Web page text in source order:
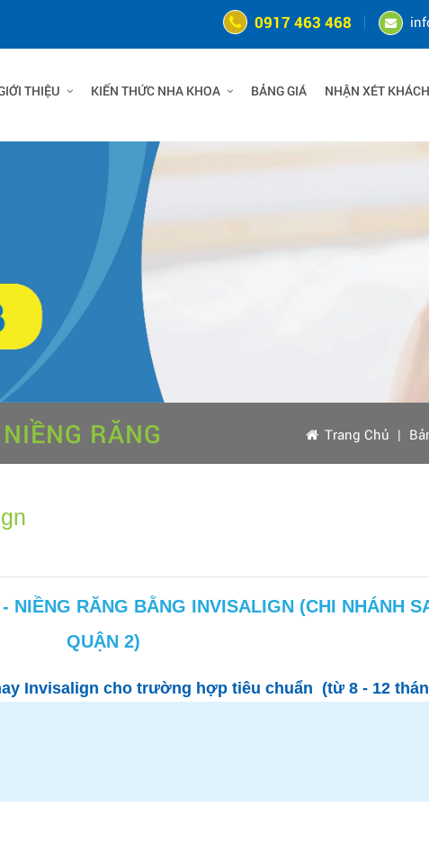
0917 463 468
THIỆU KIẾN THỨC NHA KHOA BẢNG GIÁ NHẬN XÉT
RĂNG Trang Chủ |
NIỀNG RĂNG BẰNG INVISALIGN (CHI NHÁNH
QUẬN 2)
Invisalign cho trường hợp tiêu chuẩn (từ 8 - 12